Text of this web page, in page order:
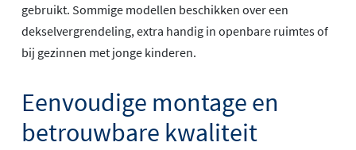
gebruikt. Sommige modellen beschikken over een
dekselvergrendeling, extra handig in openbare ruimtes of
bij gezinnen met jonge kinderen.
Eenvoudige montage en
betrouwbare kwaliteit